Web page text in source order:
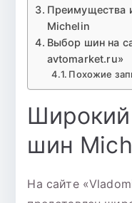
Преимущества
Michelin
Выбор шин на
avtomarket.ru»
Похожие
шин
На сайте